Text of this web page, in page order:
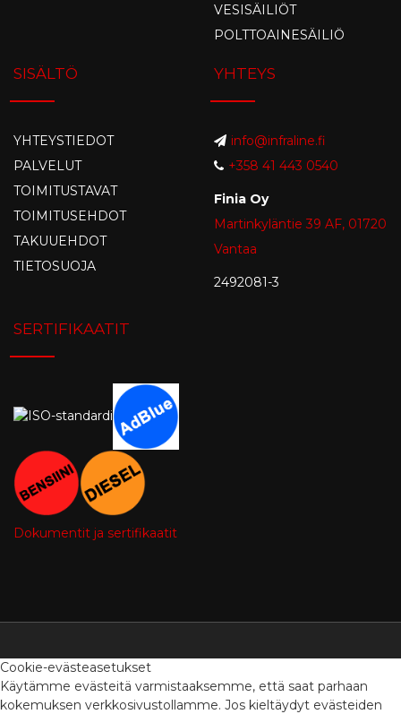
VESISÄILIÖT
POLTTOAINESÄILIÖ
SISÄLTÖ
YHTEYSTIEDOT
PALVELUT
TOIMITUSTAVAT
TOIMITUSEHDOT
TAKUUEHDOT
TIETOSUOJA
YHTEYS
info@infraline.fi
+358 41 443 0540
Finia Oy
Martinkyläntie 39 AF, 01720
Vantaa
2492081-3
SERTIFIKAATIT
Dokumentit ja sertifikaatit
Cookie-evästeasetukset
Käytämme evästeitä varmistaaksemme, että saat parhaan
kokemuksen verkkosivustollamme. Jos kieltäydyt evästeiden